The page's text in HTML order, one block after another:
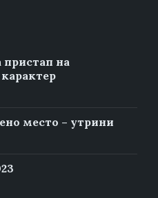
на
место – утрини